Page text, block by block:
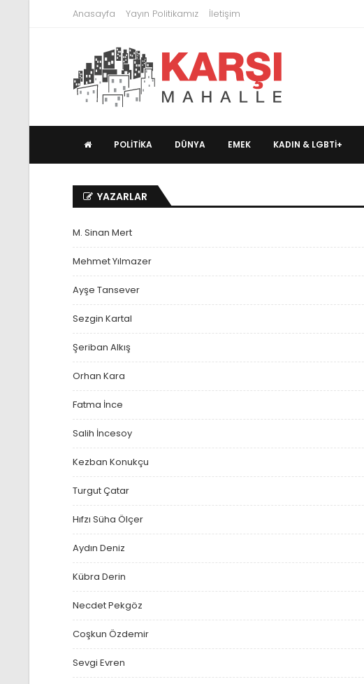
Anasayfa Yayın Politikamız İletişim
POLITIKA DÜNYA EMEK KADIN & LGBTİ+
YAZARLAR
M. Sinan Mert
Mehmet Yılmazer
Ayşe Tansever
Sezgin Kartal
Şeriban Alkış
Orhan Kara
Fatma İnce
Salih İncesoy
Kezban Konukçu
Turgut Çatar
Hıfzı Süha Ölçer
Aydın Deniz
Kübra Derin
Necdet Pekgöz
Coşkun Özdemir
Sevgi Evren